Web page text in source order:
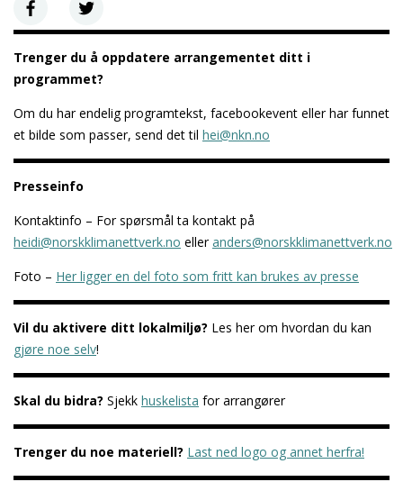
Trenger du å oppdatere arrangementet ditt i
programmet?
Om du har endelig programtekst, facebookevent eller har funnet
et bilde som passer, send det til hei@nkn.no
Presseinfo
Kontaktinfo – For spørsmål ta kontakt på
heidi@norskklimanettverk.no elleranders@norskklimanettverk.no
Foto – Her ligger en del foto som fritt kan brukes av presse
Vil du aktivere ditt lokalmiljø? Les her om hvordan du kan
gjøre noe selv!
Skal du bidra? Sjekk huskelista for arrangører
Trenger du noe materiell? Last ned logo og annet herfra!